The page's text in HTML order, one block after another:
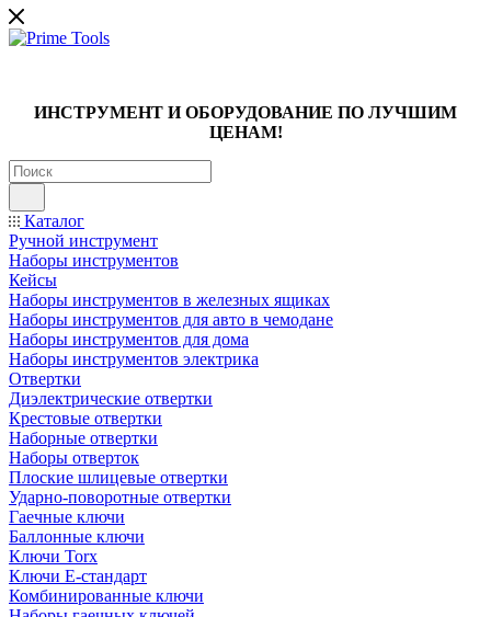
ИНСТРУМЕНТ И ОБОРУДОВАНИЕ ПО ЛУЧШИМ
ЦЕНАМ!
Каталог
Ручной инструмент
Наборы инструментов
Кейсы
Наборы инструментов в железных ящиках
Наборы инструментов для авто в чемодане
Наборы инструментов для дома
Наборы инструментов электрика
Отвертки
Диэлектрические отвертки
Крестовые отвертки
Наборные отвертки
Наборы отверток
Плоские шлицевые отвертки
Ударно-поворотные отвертки
Гаечные ключи
Баллонные ключи
Ключи Torx
Ключи Е-стандарт
Комбинированные ключи